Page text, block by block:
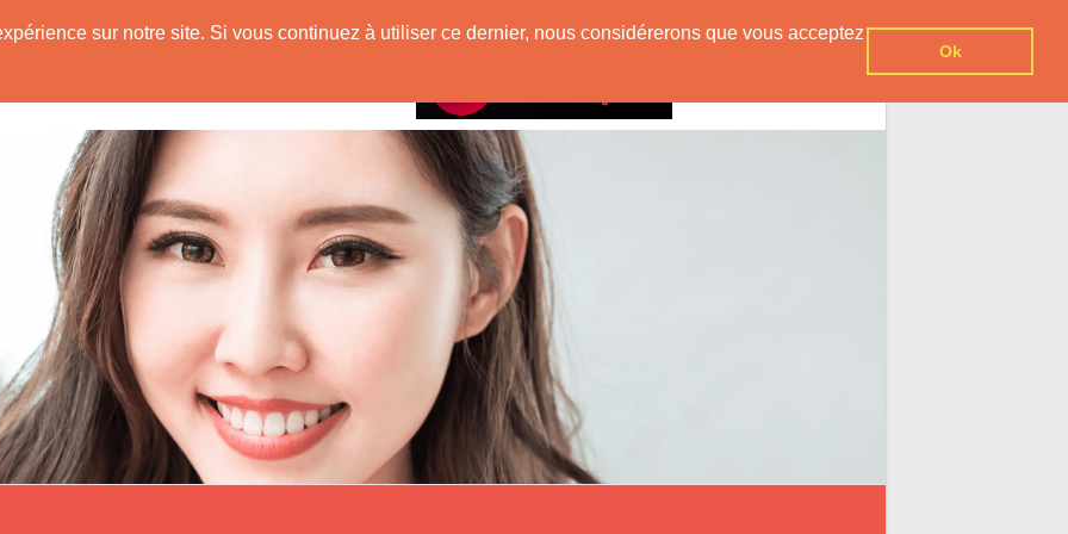
sur notre site. Si vous continuez à utiliser ce dernier, nous considérerons que vous acceptez
Ok
Originaire de Chine !